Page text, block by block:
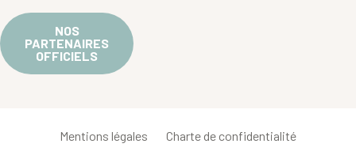
NOS
PARTENAIRES
OFFICIELS
Mentions légales Charte de confidentialité